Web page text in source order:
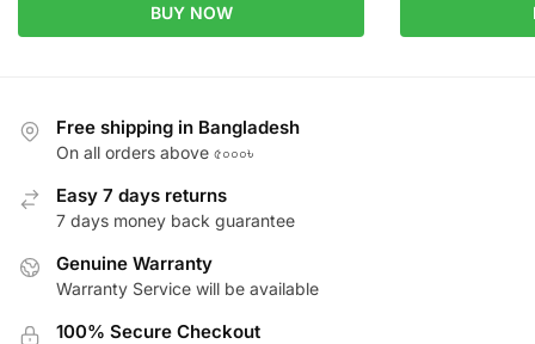
BUY NOW
Free shipping in Bangladesh
On all orders above ৫০০০৳
Easy 7 days returns
7 days money back guarantee
Genuine Warranty
Warranty Service will be available
100% Secure Checkout